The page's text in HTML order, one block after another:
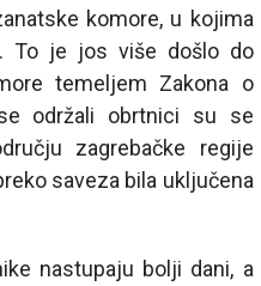
komore, u kojima
To je jos više došlo do
temeljem Zakona o
održali obrtnici su se
zagrebačke regije
saveza bila uključena
nastupaju bolji dani, a